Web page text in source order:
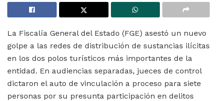
La Fiscalía General del Estado (FGE) asestó un nuevo
golpe a las redes de distribución de sustancias ilícitas
en los dos polos turísticos más importantes de la
entidad. En audiencias separadas, jueces de control
dictaron el auto de vinculación a proceso para siete
personas por su presunta participación en delitos